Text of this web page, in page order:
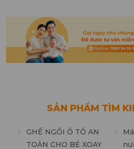
SẢN PHẨM TÌM
GHẾ NGỒI Ô TÔ AN
TOÀN CHO BÉ XOAY